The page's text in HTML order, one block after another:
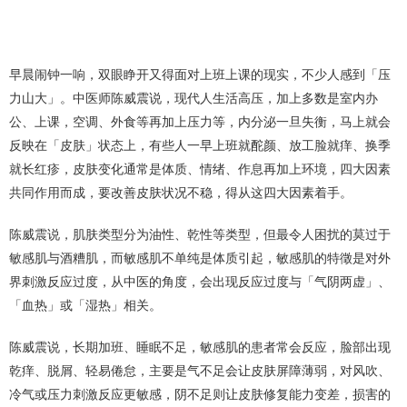
早晨闹钟一响，双眼睁开又得面对上班上课的现实，不少人感到「压
力山大」。中医师陈威震说，现代人生活高压，加上多数是室内办
公、上课，空调、外食等再加上压力等，内分泌一旦失衡，马上就会
反映在「皮肤」状态上，有些人一早上班就酡颜、放工脸就痒、换季
就长红疹，皮肤变化通常是体质、情绪、作息再加上环境，四大因素
共同作用而成，要改善皮肤状况不稳，得从这四大因素着手。
陈威震说，肌肤类型分为油性、乾性等类型，但最令人困扰的莫过于
敏感肌与酒糟肌，而敏感肌不单纯是体质引起，敏感肌的特徵是对外
界刺激反应过度，从中医的角度，会出现反应过度与「气阴两虚」、
「血热」或「湿热」相关。
陈威震说，长期加班、睡眠不足，敏感肌的患者常会反应，脸部出现
乾痒、脱屑、轻易倦怠，主要是气不足会让皮肤屏障薄弱，对风吹、
冷气或压力刺激反应更敏感，阴不足则让皮肤修复能力变差，损害的